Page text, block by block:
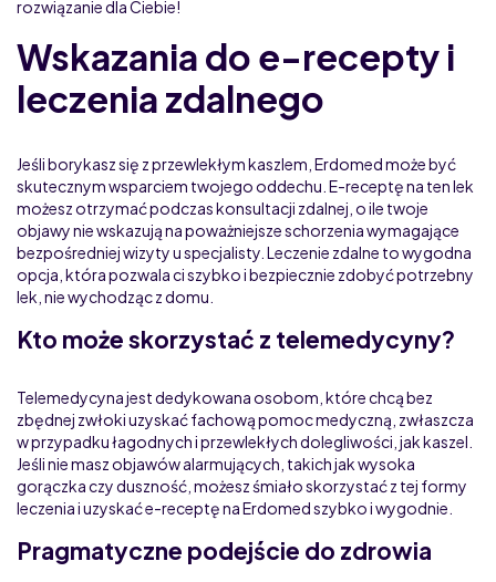
rozwiązanie dla Ciebie!
Wskazania do e-recepty i
leczenia zdalnego
Jeśli borykasz się z przewlekłym kaszlem, Erdomed może być
skutecznym wsparciem twojego oddechu. E-receptę na ten lek
możesz otrzymać podczas konsultacji zdalnej, o ile twoje
objawy nie wskazują na poważniejsze schorzenia wymagające
bezpośredniej wizyty u specjalisty. Leczenie zdalne to wygodna
opcja, która pozwala ci szybko i bezpiecznie zdobyć potrzebny
lek, nie wychodząc z domu.
Kto może skorzystać z telemedycyny?
Telemedycyna jest dedykowana osobom, które chcą bez
zbędnej zwłoki uzyskać fachową pomoc medyczną, zwłaszcza
w przypadku łagodnych i przewlekłych dolegliwości, jak kaszel.
Jeśli nie masz objawów alarmujących, takich jak wysoka
gorączka czy duszność, możesz śmiało skorzystać z tej formy
leczenia i uzyskać e-receptę na Erdomed szybko i wygodnie.
Pragmatyczne podejście do zdrowia